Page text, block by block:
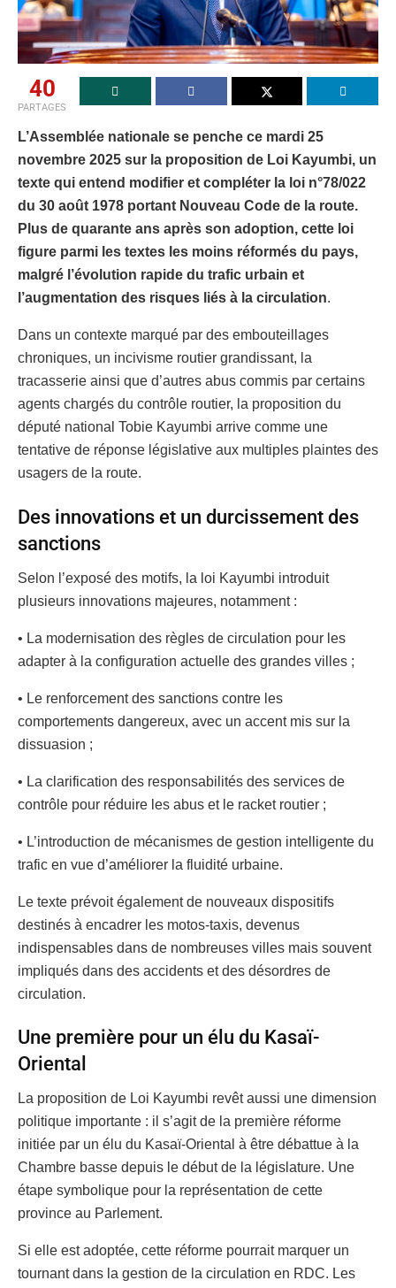
40
PARTAGES
L’Assemblée nationale se penche ce mardi 25
novembre 2025 sur la proposition de Loi Kayumbi, un
texte qui entend modifier et compléter la loi n°78/022
du 30 août 1978 portant Nouveau Code de la route.
Plus de quarante ans après son adoption, cette loi
figure parmi les textes les moins réformés du pays,
malgré l’évolution rapide du trafic urbain et
l’augmentation des risques liés à la circulation.
Dans un contexte marqué par des embouteillages
chroniques, un incivisme routier grandissant, la
tracasserie ainsi que d’autres abus commis par certains
agents chargés du contrôle routier, la proposition du
député national Tobie Kayumbi arrive comme une
tentative de réponse législative aux multiples plaintes des
usagers de la route.
Des innovations et un durcissement des
sanctions
Selon l’exposé des motifs, la loi Kayumbi introduit
plusieurs innovations majeures, notamment :
• La modernisation des règles de circulation pour les
adapter à la configuration actuelle des grandes villes ;
• Le renforcement des sanctions contre les
comportements dangereux, avec un accent mis sur la
dissuasion ;
• La clarification des responsabilités des services de
contrôle pour réduire les abus et le racket routier ;
• L’introduction de mécanismes de gestion intelligente du
trafic en vue d’améliorer la fluidité urbaine.
Le texte prévoit également de nouveaux dispositifs
destinés à encadrer les motos-taxis, devenus
indispensables dans de nombreuses villes mais souvent
impliqués dans des accidents et des désordres de
circulation.
Une première pour un élu du Kasaï-
Oriental
La proposition de Loi Kayumbi revêt aussi une dimension
politique importante : il s’agit de la première réforme
initiée par un élu du Kasaï-Oriental à être débattue à la
Chambre basse depuis le début de la législature. Une
étape symbolique pour la représentation de cette
province au Parlement.
Si elle est adoptée, cette réforme pourrait marquer un
tournant dans la gestion de la circulation en RDC. Les